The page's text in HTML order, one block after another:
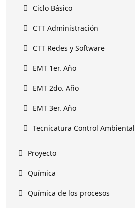
Ciclo Básico
CTT Administración
CTT Redes y Software
EMT 1er. Año
EMT 2do. Año
EMT 3er. Año
Tecnicatura Control Ambiental
Proyecto
Química
Química de los procesos